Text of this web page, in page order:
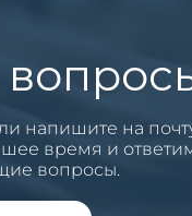
напишите на
время и
вопросы.